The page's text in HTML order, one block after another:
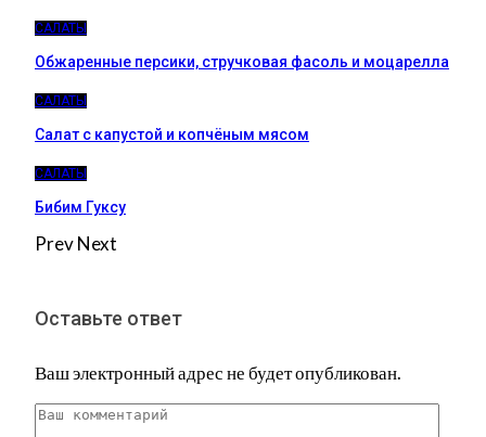
САЛАТЫ
Обжаренные персики, стручковая фасоль и моцарелла
САЛАТЫ
Салат с капустой и копчёным мясом
САЛАТЫ
Бибим Гуксу
PrevNext
Оставьте ответ
Ваш электронный адрес не будет опубликован.